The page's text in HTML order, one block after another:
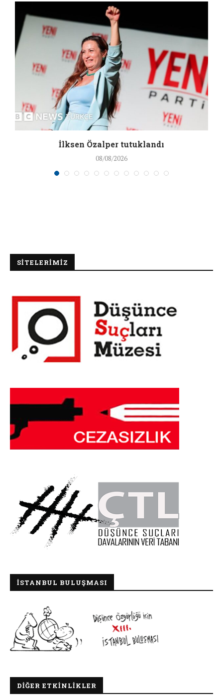
İlksen Özalper tutuklandı
08/08/2026
SİTELERİMİZ
İSTANBUL BULUŞMASI
DIĞER ETKINLIKLER